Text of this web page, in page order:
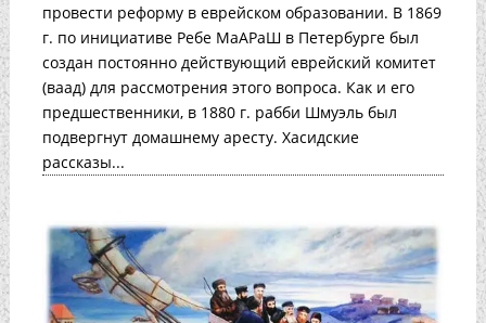
провести реформу в еврейском образовании. В 1869
г. по инициативе Ребе МаАРаШ в Петербурге был
создан постоянно действующий еврейский комитет
(ваад) для рассмотрения этого вопроса. Как и его
предшественники, в 1880 г. рабби Шмуэль был
подвергнут домашнему аресту. Хасидские
рассказы...